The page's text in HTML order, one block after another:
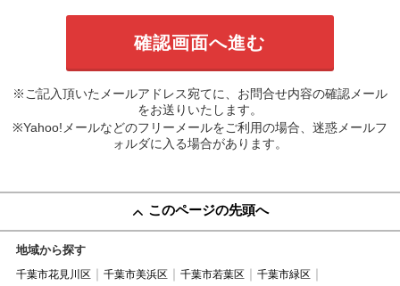
※ご記入頂いたメールアドレス宛てに、お問合せ内容の確認メール
をお送りいたします。
※Yahoo!メールなどのフリーメールをご利用の場合、迷惑メールフ
ォルダに入る場合があります。
このページの先頭へ
地域から探す
千葉市花見川区 千葉市美浜区 千葉市若葉区
千葉市緑区